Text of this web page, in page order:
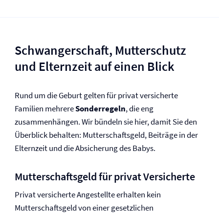
Schwangerschaft, Mutterschutz
und Elternzeit auf einen Blick
Rund um die Geburt gelten für privat versicherte
Familien mehrereSonderregeln, die eng
zusammenhängen. Wir bündeln sie hier, damit Sie den
Überblick behalten: Mutterschaftsgeld, Beiträge in der
Elternzeit und die Absicherung des Babys.
Mutterschaftsgeld für privat Versicherte
Privat versicherte Angestellte erhalten kein
Mutterschaftsgeld von einer gesetzlichen